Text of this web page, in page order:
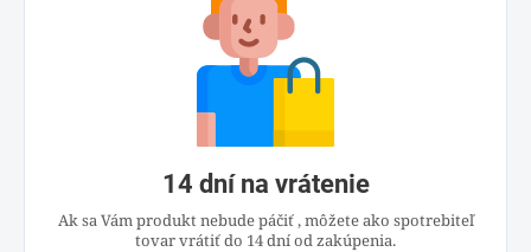
14 dní na vrátenie
Ak sa Vám produkt nebude páčiť , môžete ako spotrebiteľ
tovar vrátiť do 14 dní od zakúpenia.